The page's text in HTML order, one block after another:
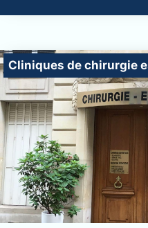
Cliniques de chirurgie